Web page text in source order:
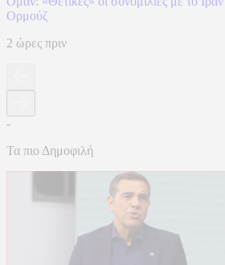
Ορμούζ
2 ώρες πριν
-
Τα πιο Δημοφιλή